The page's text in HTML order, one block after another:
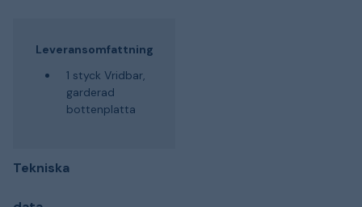
Leveransomfattning
1 styck Vridbar,
garderad
bottenplatta
Tekniska